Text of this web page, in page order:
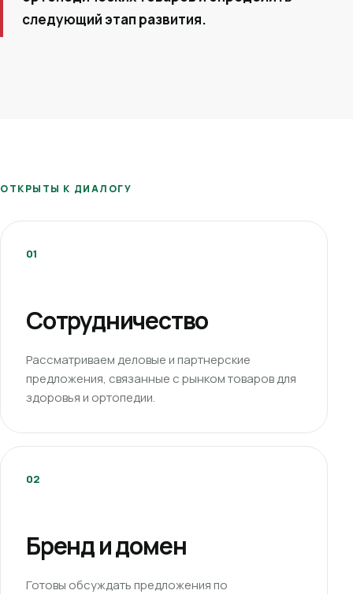
следующий этап развития.
ОТКРЫТЫ К ДИАЛОГУ
01
Сотрудничество
Рассматриваем деловые и партнерские
предложения, связанные с рынком товаров для
здоровья и ортопедии.
02
Бренд и домен
Готовы обсуждать предложения по